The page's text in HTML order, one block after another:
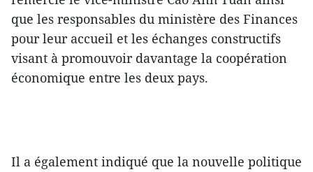
que les responsables du ministère des Finances
pour leur accueil et les échanges constructifs
visant à promouvoir davantage la coopération
économique entre les deux pays.
Il a également indiqué que la nouvelle politique